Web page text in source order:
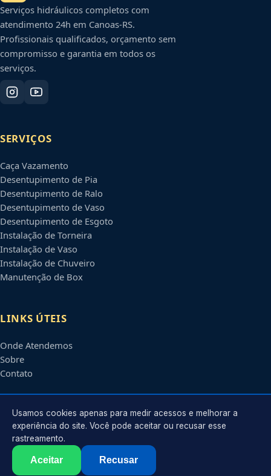
Serviços hidráulicos completos com
atendimento 24h em Canoas-RS.
Profissionais qualificados, orçamento sem
compromisso e garantia em todos os
serviços.
SERVIÇOS
Caça Vazamento
Desentupimento de Pia
Desentupimento de Ralo
Desentupimento de Vaso
Desentupimento de Esgoto
Instalação de Torneira
Instalação de Vaso
Instalação de Chuveiro
Manutenção de Box
LINKS ÚTEIS
Onde Atendemos
Sobre
Contato
CONTATO
Atendimento em
contato@encanadoremcanoas.com.br
2026 Encanador emCanoas
. Todos os direitos reservados.
Usamos cookies apenas para medir acessos e melhorar a
experiência do site. Você pode aceitar ou recusar esse
rastreamento.
Aceitar Recusar